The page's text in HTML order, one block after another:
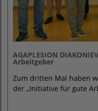
AGAPLESION
Arbeitgeber
Zum dritten Mal haben
der „Initiative für gute